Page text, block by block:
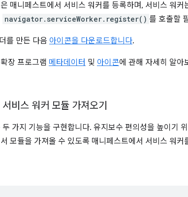
매니페스트에서 서비스 워커를 등록하며, 서비스 워
navigator.serviceWorker.register() 를 호출할
를 만든 다음 아이콘을 다운로드합니다.
장 프로그램 메타데이터 및 아이콘에 관해 자세히 알아
비스 워커 모듈 가져오기
두 가지 기능을 구현합니다. 유지보수 편의성을 높이기
모듈을 가져올 수 있도록 매니페스트에서 서비스 워커